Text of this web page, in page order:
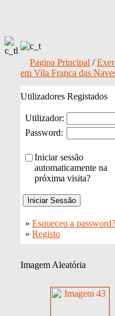
Pagina Principal /
em Vila Franca das
Utilizadores Registados
Utilizador:
Password:
Iniciar sessão
automaticamente na
próxima visita?
» Esqueceu a password?
» Registo
Imagem Aleatória